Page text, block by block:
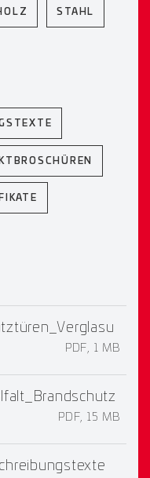
STAHL
PDF, 1 MB
PDF, 15 MB